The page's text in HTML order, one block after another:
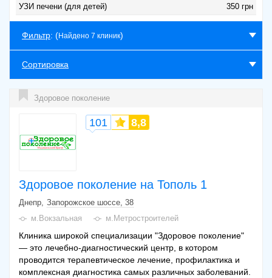
УЗИ печени (для детей)
350 грн
Фильтр: (Найдено 7 клиник)
Сортировка
Здоровое поколение
Здоровое поколение на Тополь 1
101 8,8
Днепр Запорожское шоссе, 38
м.Вокзальная
м.Метростроителей
Клиника широкой специализации "Здоровое поколение"
— это лечебно-диагностический центр, в котором
проводится терапевтическое лечение, профилактика и
комплексная диагностика самых различных заболеваний.